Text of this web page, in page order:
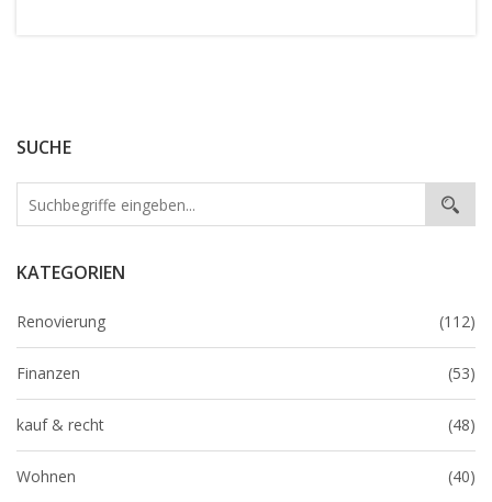
SUCHE
KATEGORIEN
Renovierung (112)
Finanzen (53)
kauf & recht (48)
Wohnen (40)